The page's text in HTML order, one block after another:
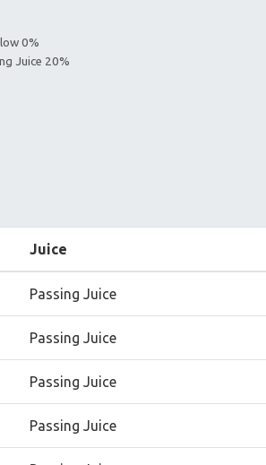
0%
Juice 20%
Juice
Passing Juice
Passing Juice
Passing Juice
Passing Juice